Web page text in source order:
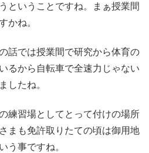
ということですね。まぁ授業間
かね。
話では授業間で研究から体育の
るから自転車で全速力じゃない
したね。
練習場としてとって付けの場所
まも免許取りたての頃は御用地
う事ですね。